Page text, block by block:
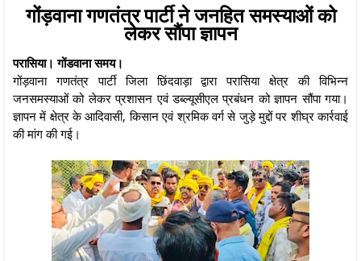
गोंड़वाना गणतंत्र पार्टी ने जनहित समस्याओं को
लेकर सौंपा ज्ञापन
परासिया। गोंडवाना समय।
गोंड़वाना गणतंत्र पार्टी जिला छिंदवाड़ा द्वारा परासिया क्षेत्र की विभिन्न
जनसमस्याओं को लेकर प्रशासन एवं डब्ल्यूसीएल प्रबंधन को ज्ञापन सौंपा गया।
ज्ञापन में क्षेत्र के आदिवासी, किसान एवं श्रमिक वर्ग से जुड़े मुद्दों पर शीघ्र कार्रवाई
की मांग की गई।